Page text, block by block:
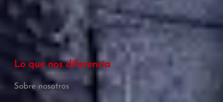
Lo que nos diferencia
Sobre nosotros